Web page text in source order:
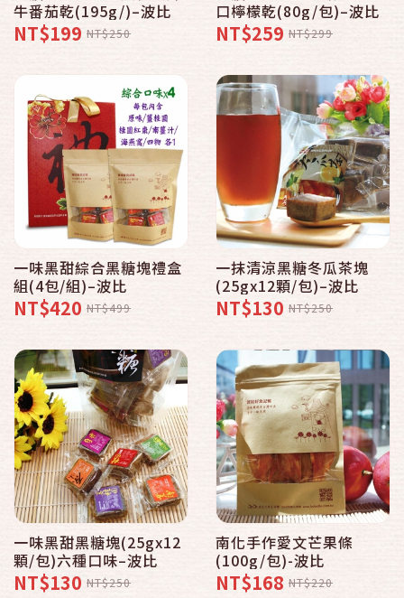
牛番茄乾(195g/)–波比
NT$199 NT$250
口檸檬乾(80g/包)–波比
NT$259 NT$299
一味黑甜綜合黑糖塊禮盒
組(4包/組)–波比
NT$420 NT$499
一抹清涼黑糖冬瓜茶塊
(25gx12顆/包)–波比
NT$130 NT$250
一味黑甜黑糖塊(25gx12
顆/包)六種口味–波比
NT$130 NT$250
南化手作愛文芒果條
(100g/包)-波比
NT$168 NT$220